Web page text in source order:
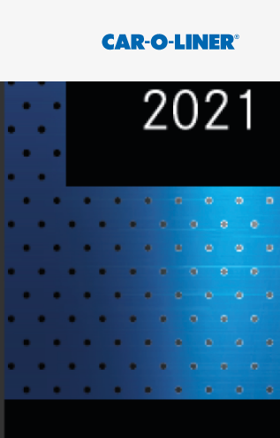
Skip
content
Car-
O-
Collision
Equipment